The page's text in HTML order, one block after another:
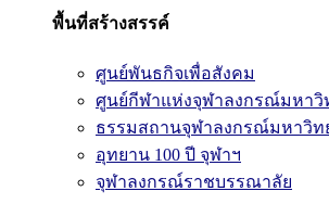
พื้นที่สร้างสรรค์
ศูนย์พันธกิจเพื่อสังคม
ศูนย์กีฬาแห่งจุฬาลงกรณ์มหาวิ
ธรรมสถานจุฬาลงกรณ์มหาวิท
อุทยาน 100 ปี จุฬาฯ
จุฬาลงกรณ์ราชบรรณาลัย